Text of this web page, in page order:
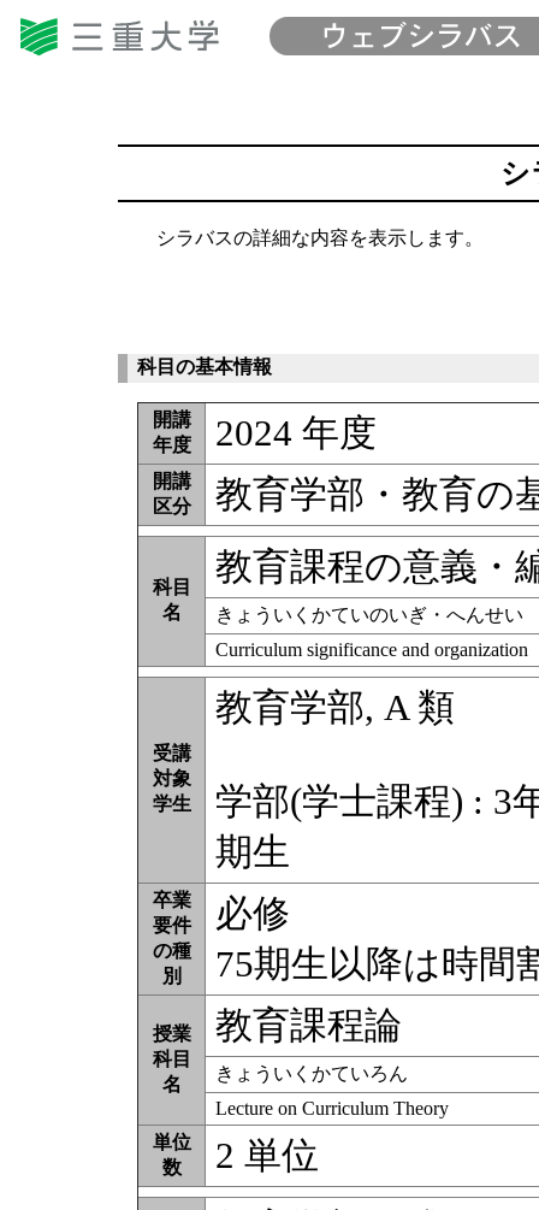
シ
シラバスの詳細な内容を表示します。
科目の基本情報
開講
年度
2024 年度
開講
区分
教育学部・教育の
科目
名
教育課程の意義・
きょういくかていのいぎ・へんせい
Curriculum significance and organization
受講
対象
学生
教育学部, A 類
学部(学士課程) : 3
期生
卒業
要件
の種
別
必修
75期生以降は時間
授業
科目
名
教育課程論
きょういくかていろん
Lecture on Curriculum Theory
単位
数
2 単位